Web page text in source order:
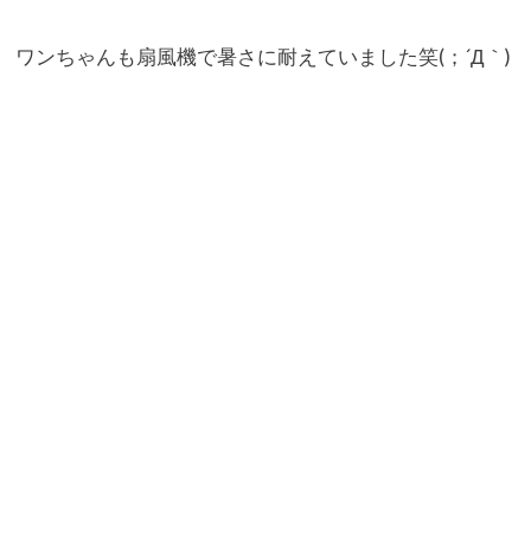
ワンちゃんも扇風機で暑さに耐えていました笑(；´Д｀)